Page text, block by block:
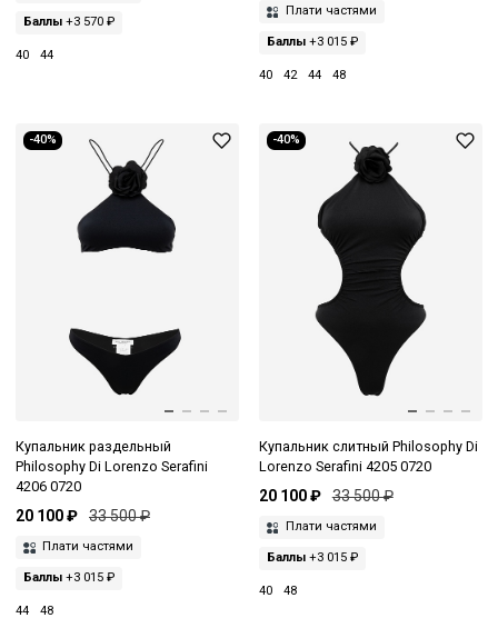
Баллы +3 570 ₽
40 44
Плати частями
Баллы+3 015 ₽
40 42 44 48
-40%
Купальник раздельный
Philosophy Di Lorenzo Serafini
4206 0720
20 100 ₽ 33 500 ₽
Плати частями
Баллы +3 015 ₽
44 48
-40%
Купальник слитный Philosophy Di
Lorenzo Serafini 4205 0720
20 100 ₽ 33 500 ₽
Плати частями
Баллы+3 015 ₽
40 48